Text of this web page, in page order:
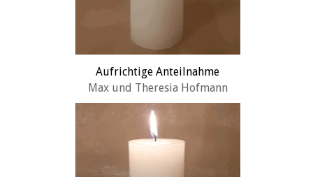
Aufrichtige Anteilnahme
Max und Theresia Hofmann